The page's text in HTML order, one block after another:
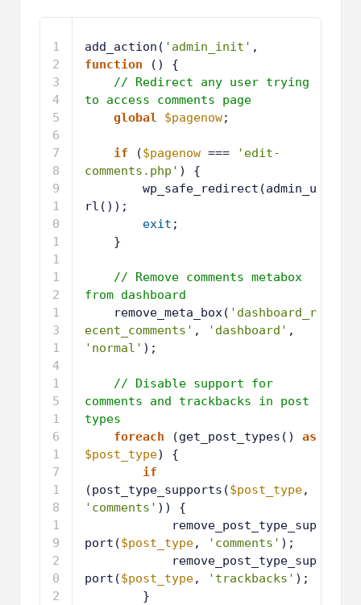
1
2
3
4
5
6
7
8
9
1
0
1
1
1
2
1
3
1
4
1
5
1
6
1
7
1
add_action( 'admin_init'
function
() {
// Redirect any user trying
to access comments page
global
$pagenow;
if ($pagenow ===
'edit-
comments.php' ) {
wp_safe_redirect(admin_u
rl());
exit ;
}
// Remove comments metabox
from dashboard
remove_meta_box( 'dashboard_r
ecent_comments' , 'dashboard'
'normal' );
// Disable support for
comments and trackbacks in post
types
foreach
(get_post_types() as
$post_type) {
if
(post_type_supports($post_type
'comments' )) {
remove_post_type_sup
port($post_type, 'comments' );
remove_post_type_sup
port($post_type, 'trackbacks' );
}